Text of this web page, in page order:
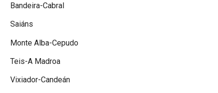
Bandeira-Cabral
Saiáns
Monte Alba-Cepudo
Teis-A Madroa
Vixiador-Candeán